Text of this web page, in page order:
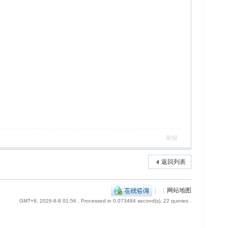
举报
返回列表
| | 网站地图
GMT+8, 2026-8-8 01:56 , Processed in 0.073484 second(s), 22 queries .